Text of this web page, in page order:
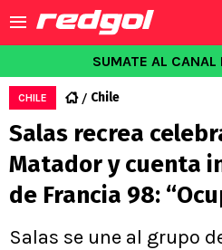
SUMATE AL CANAL
CHILE Chile
Salas recrea
Matador y cuenta
de Francia 98:
Salas se une al grupo